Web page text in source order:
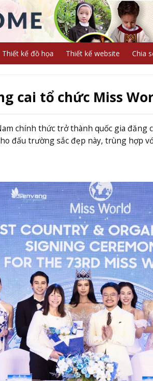
Thiết kế đồ họa Thiết kế website Chia
cai tổ chức Miss
chính thức trở thành quốc gia đăng
đấu trường sắc đẹp này, trùng hợp